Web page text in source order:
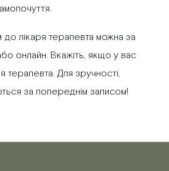
до лікаря терапевта можна за
онлайн. Вкажіть, якщо у вас
терапевта. Для зручності,
за попереднім записом!